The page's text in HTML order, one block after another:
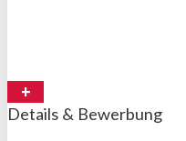
Details & Bewerbung